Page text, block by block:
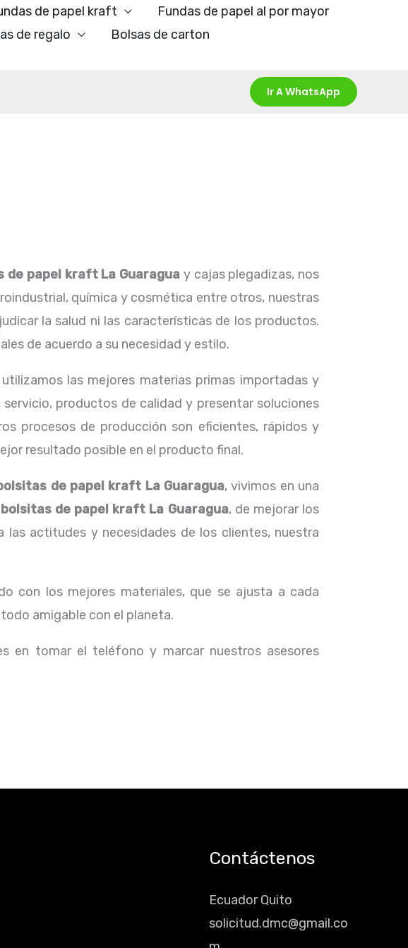
de papel kraft
Fundas de papel al por mayor
de regalo
Bolsas de carton
Ir A WhatsApp
de papel kraft La Guaragua y cajas plegadizas, nos
química y cosmética entre otros, nuestras
la salud ni las características de los productos.
de acuerdo a su necesidad y estilo.
utilizamos las mejores materias primas importadas y
productos de calidad y presentar soluciones
procesos de producción son eficientes, rápidos y
resultado posible en el producto final.
de papel kraft La Guaragua, vivimos en una
bolsitas de papel kraft La Guaragua, de mejorar los
actitudes y necesidades de los clientes, nuestra
con los mejores materiales, que se ajusta a cada
amigable con el planeta.
en tomar el teléfono y marcar nuestros asesores
Contáctenos
Ecuador Quito
solicitud.dmc@gmail.co